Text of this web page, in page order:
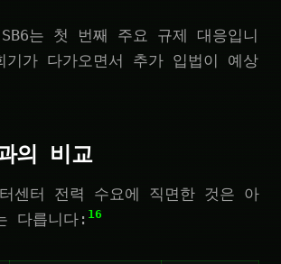
SB6는 첫 번째 주요 규제 대응입니
가 다가오면서 추가 입법이 예상
의 비교
센터 전력 수요에 직면한 것은 아
다릅니다: 16